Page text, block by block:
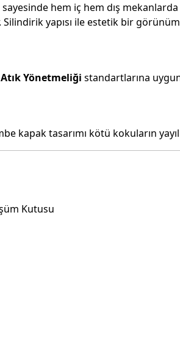
hem iç hem dış
Silindirik yapısı ile estetik bir
Yönetmeliği standartlarına
kapak tasarımı kötü kokuların
Kutusu